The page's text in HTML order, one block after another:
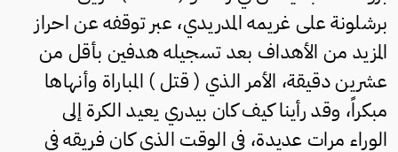
برشلونة على غريمه المدريدي، عبر توقفه عن احراز
المزيد من الأهداف بعد تسجيله هدفين بأقل من
عشرين دقيقة، الأمر الذي ( قتل ) المباراة وأنهاها
مبكراً، وقد رأينا كيف كان بيدري يعيد الكرة إلى
الوراء مرات عديدة، في الوقت الذي كان فريقه في